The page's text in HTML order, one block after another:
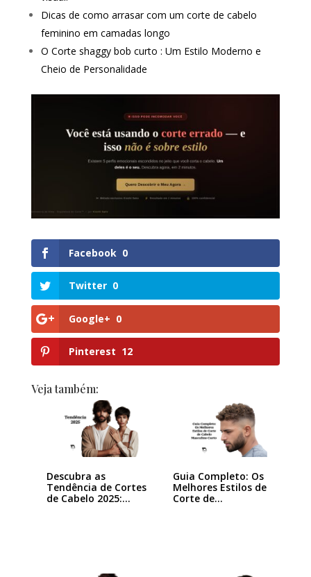
Dicas de como arrasar com um corte de cabelo
feminino em camadas longo
O Corte shaggy bob curto : Um Estilo Moderno e
Cheio de Personalidade
Facebook 0
Twitter 0
Google+ 0
Pinterest 12
Veja também:
Descubra as
Tendência de Cortes
de Cabelo 2025:…
Guia Completo: Os
Melhores Estilos de
Corte de…